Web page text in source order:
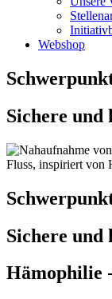
Webshop
Sichere und
Sichere und
Hämophilie